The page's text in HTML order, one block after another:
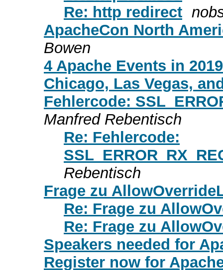
Re: http redirect
ApacheCon North
Bowen
4 Apache Events in
Chicago, Las Vegas,
Fehlercode:
Manfred Rebentisch
Re: Fehlercode:
Rebentisch
Frage zu
Re: Frage zu
Re: Frage zu
Speakers needed for
Register now for